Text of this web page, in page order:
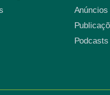
Anúncios
Podcasts